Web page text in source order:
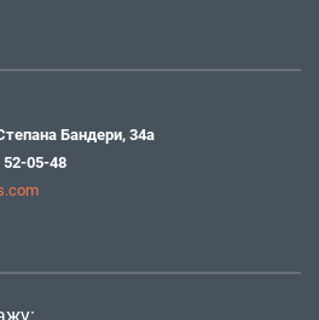
Бандери, 34а
52-05-48